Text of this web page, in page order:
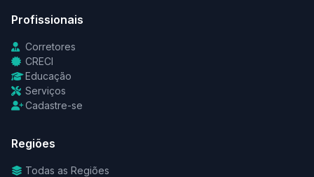
Profissionais
Corretores
CRECI
Educação
Serviços
Cadastre-se
Regiões
Todas as Regiões